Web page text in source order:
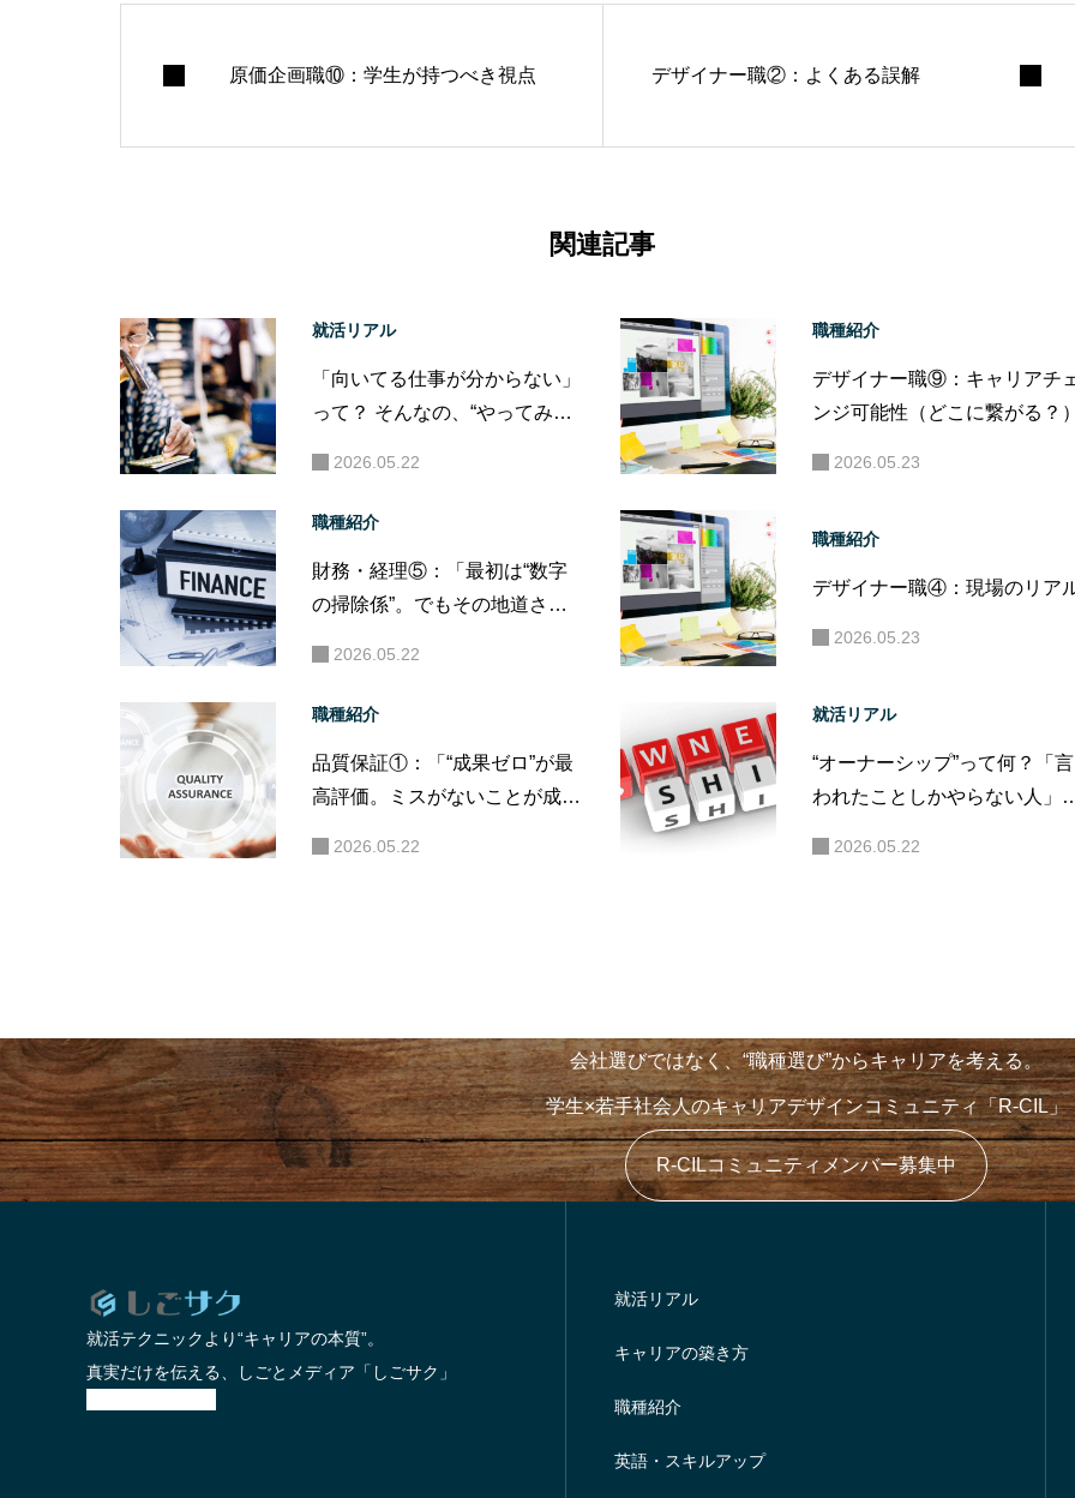
原価企画職⑩：学生が持つべき視点 デザイナー職②：よくある誤解
関連記事
就活リアル
「向いてる仕事が分からない」
って？ そんなの、“やってみな
2026.05.22
職種紹介
デザイナー職⑨：キャリアチ
ンジ可能性（どこに繋がる？）
2026.05.23
職種紹介
財務・経理⑤：「最初は“数字
の掃除係”。でもその地道さ
2026.05.22
職種紹介
デザイナー職④：現場のリア
2026.05.23
職種紹介
品質保証①：「“成果ゼロ”が最
高評価。ミスがないことが成果
2026.05.22
就活リアル
“オーナーシップ”って何？「言
われたことしかやらない人」
2026.05.22
会社選びではなく、“職種選び”からキャリアを考える。
学生×若手社会人のキャリアデザインコミュニティ「R-CIL」
R-CILコミュニティメンバー募集中
就活テクニックより“キャリアの本質”。
真実だけを伝える、しごとメディア「しごサク」
就活リアル
キャリアの築き方
職種紹介
英語・スキルアップ